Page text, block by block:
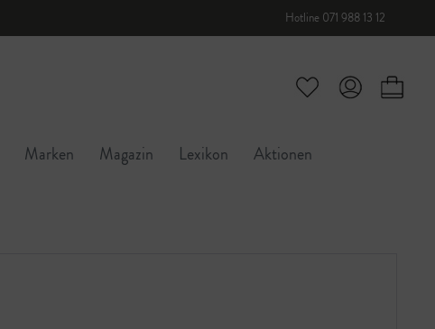
Hotline 071 988 13 12
Marken Magazin Lexikon Aktionen